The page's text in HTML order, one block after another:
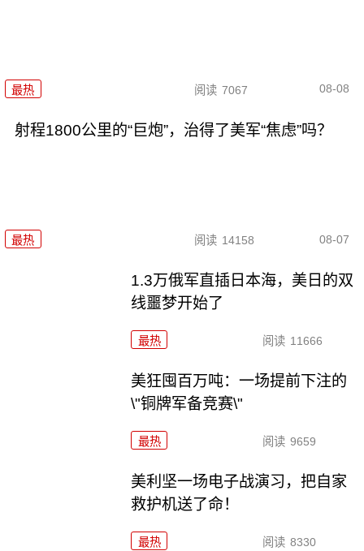
最热 阅读 7067 08-08
射程1800公里的“巨炮”，治得了美军“焦虑”吗？
最热 阅读 14158 08-07
1.3万俄军直插日本海，美日的双
线噩梦开始了
最热 阅读 11666
美狂囤百万吨：一场提前下注的
\"铜牌军备竞赛\"
最热 阅读 9659
美利坚一场电子战演习，把自家
救护机送了命！
最热 阅读 8330